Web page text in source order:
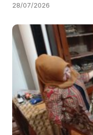
28/07/2026